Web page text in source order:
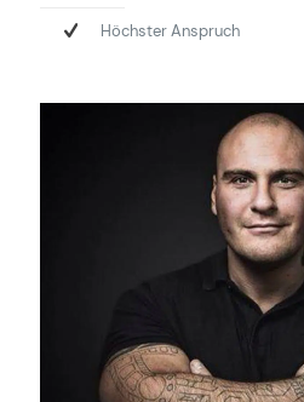
Höchster Anspruch